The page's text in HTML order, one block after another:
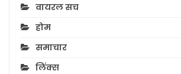
वायरल सच
होम
समाचार
लिंक्स